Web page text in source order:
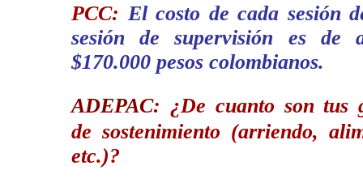
PCC: El costo de cada sesión
sesión de supervisión es de
$170.000 pesos colombianos.
ADEPAC: ¿De cuanto son tus
de sostenimiento (arriendo,
etc.)?